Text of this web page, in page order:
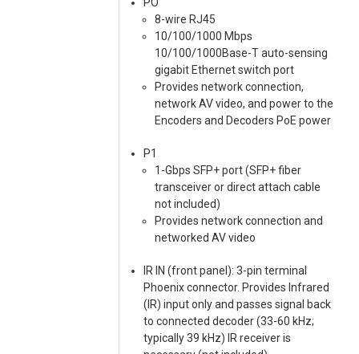
8-wire RJ45
10/100/1000 Mbps
10/100/1000Base-T auto-sensing
gigabit Ethernet switch port
Provides network connection,
network AV video, and power to the
Encoders and Decoders PoE power
P1
1-Gbps SFP+ port (SFP+ fiber
transceiver or direct attach cable
not included)
Provides network connection and
networked AV video
IR IN (front panel): 3-pin terminal
Phoenix connector. Provides Infrared
(IR) input only and passes signal back
to connected decoder (33-60 kHz;
typically 39 kHz) IR receiver is